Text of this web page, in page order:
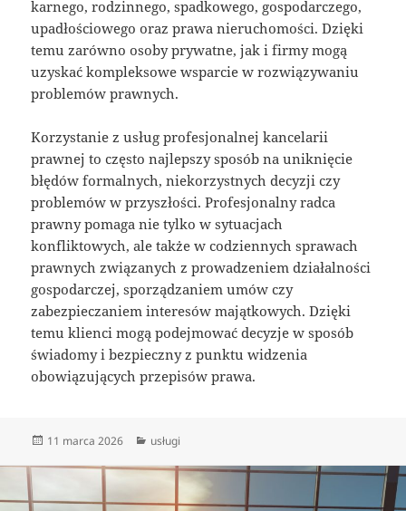
karnego, rodzinnego, spadkowego, gospodarczego,
upadłościowego oraz prawa nieruchomości. Dzięki
temu zarówno osoby prywatne, jak i firmy mogą
uzyskać kompleksowe wsparcie w rozwiązywaniu
problemów prawnych.
Korzystanie z usług profesjonalnej kancelarii
prawnej to często najlepszy sposób na uniknięcie
błędów formalnych, niekorzystnych decyzji czy
problemów w przyszłości. Profesjonalny radca
prawny pomaga nie tylko w sytuacjach
konfliktowych, ale także w codziennych sprawach
prawnych związanych z prowadzeniem działalności
gospodarczej, sporządzaniem umów czy
zabezpieczaniem interesów majątkowych. Dzięki
temu klienci mogą podejmować decyzje w sposób
świadomy i bezpieczny z punktu widzenia
obowiązujących przepisów prawa.
Data
11 marca 2026 Kategorie
usługi